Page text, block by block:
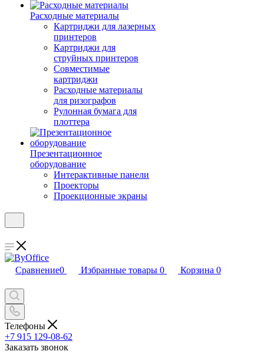
Расходные материалы
Картриджи для лазерных
принтеров
Картриджи для
струйных принтеров
Совместимые
картриджи
Расходные материалы
для ризографов
Рулонная бумага для
плоттера
Презентационное
оборудование
Интерактивные панели
Проекторы
Проекционные экраны
Сравнение0 Избранные товары 0 Корзина 0
Телефоны
+7 915 129-08-62
Заказать звонок